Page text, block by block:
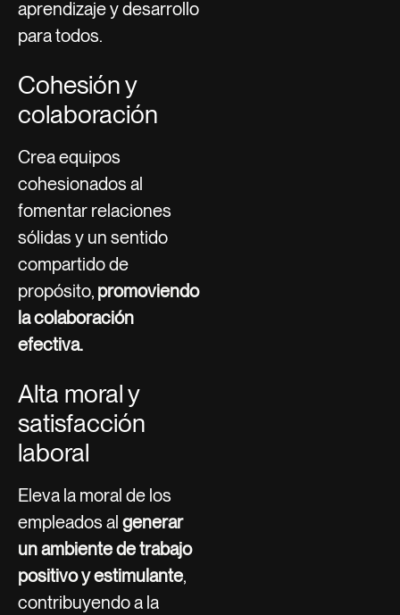
aprendizaje y desarrollo
para todos.
Cohesión y
colaboración
Crea equipos
cohesionados al
fomentar relaciones
sólidas y un sentido
compartido de
propósito, promoviendo
la colaboración
efectiva.
Alta moral y
satisfacción
laboral
Eleva la moral de los
empleados al generar
un ambiente de trabajo
positivo y estimulante,
contribuyendo a la